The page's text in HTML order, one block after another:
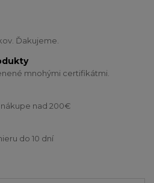
Ďakujeme.
mnohými certifikátmi.
nad 200€
do 10 dní